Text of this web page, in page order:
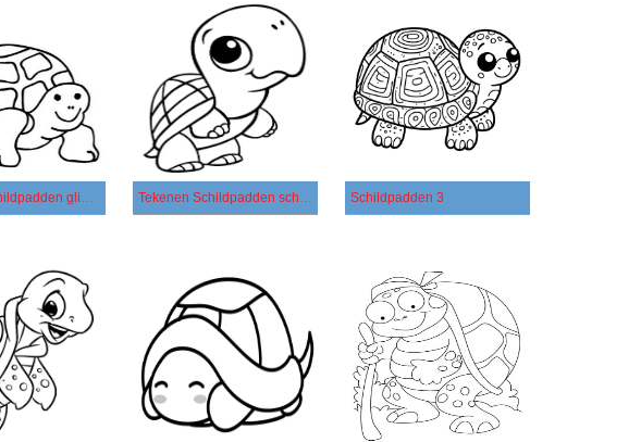
Tekenen Schildpadden glimlachend Tekenen Schildpadden schattig Schildpadden 3